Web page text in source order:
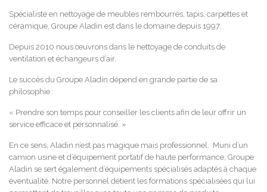
Spécialiste en nettoyage de meubles rembourrés, tapis, carpettes et
céramique, Groupe Aladin est dans le domaine depuis 1997.
Depuis 2010 nous œuvrons dans le nettoyage de conduits de
ventilation et échangeurs d’air.
Le succès du Groupe Aladin dépend en grande partie de sa
philosophie :
« Prendre son temps pour conseiller les clients afin de leur offrir un
service efficace et personnalisé. »
En ce sens, Aladin n’est pas magique mais professionnel. Muni d’un
camion usine et d’équipement portatif de haute performance, Groupe
Aladin se sert également d’équipements spécialisés adaptés à chaque
éventualité. Notre personnel détient les formations spécialisées qui lui